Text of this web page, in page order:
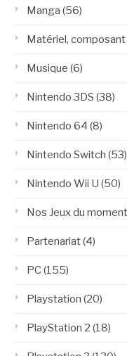
Manga (56)
Matériel,
Musique (6)
Nintendo 3DS (38)
Nintendo 64 (8)
Nintendo Switch (53)
Nintendo Wii U (50)
Nos Jeux du moment
Partenariat(4)
PC(155)
Playstation (20)
PlayStation 2 (18)